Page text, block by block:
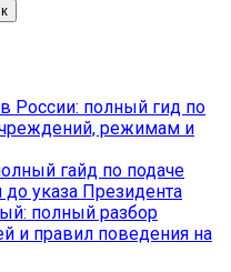
России: полный гид по
режимам и
гайд по подаче
указа Президента
полный разбор
и правил поведения на